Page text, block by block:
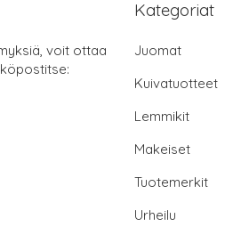
voit ottaa
Kategoriat
Juomat
Kuivatuotteet
Lemmikit
Makeiset
Tuotemerkit
Urheilu